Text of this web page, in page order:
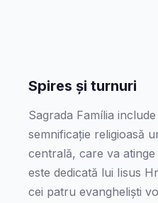
Spires și turnuri
Sagrada Família
semnificație religioasă
centrală, care va
este dedicată lui Iisus
cei patru evangheliști